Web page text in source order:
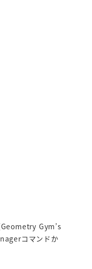
Gym’s
コマンドか